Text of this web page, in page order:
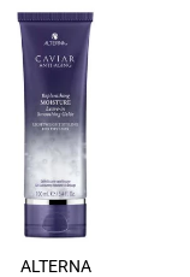
ALTERNA